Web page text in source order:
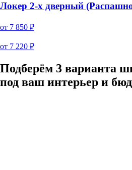
Локер 2-х дверный
от 7 850 ₽
от 7 220 ₽
Подберём 3 варианта
под ваш интерьер и